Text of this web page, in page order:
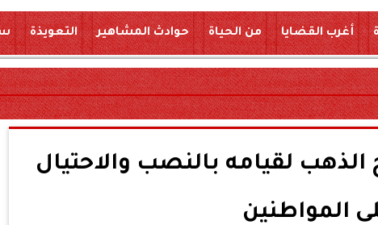
أغرب القضايا من الحياة حوادث المشاهير التعويذة
لقيامه بالنصب والاحتيال
المواطنين